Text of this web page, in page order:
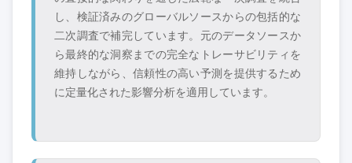
域・国内限定のリ
ーダー企業
やチャネルパート
ナー
新興の破壊的企
業、スタートアッ
プ、または隣接業
特定の用途やエン
ドユースに特化し
たニッチプレイヤ
し、検証済みのグローバルソースからの包括的な
二次調査で補完しています。元のデータソースか
ら最終的な洞察までの完全なトレーサビリティを
維持しながら、信頼性の高い予測を提供するため
に定量化された影響分析を適用しています。